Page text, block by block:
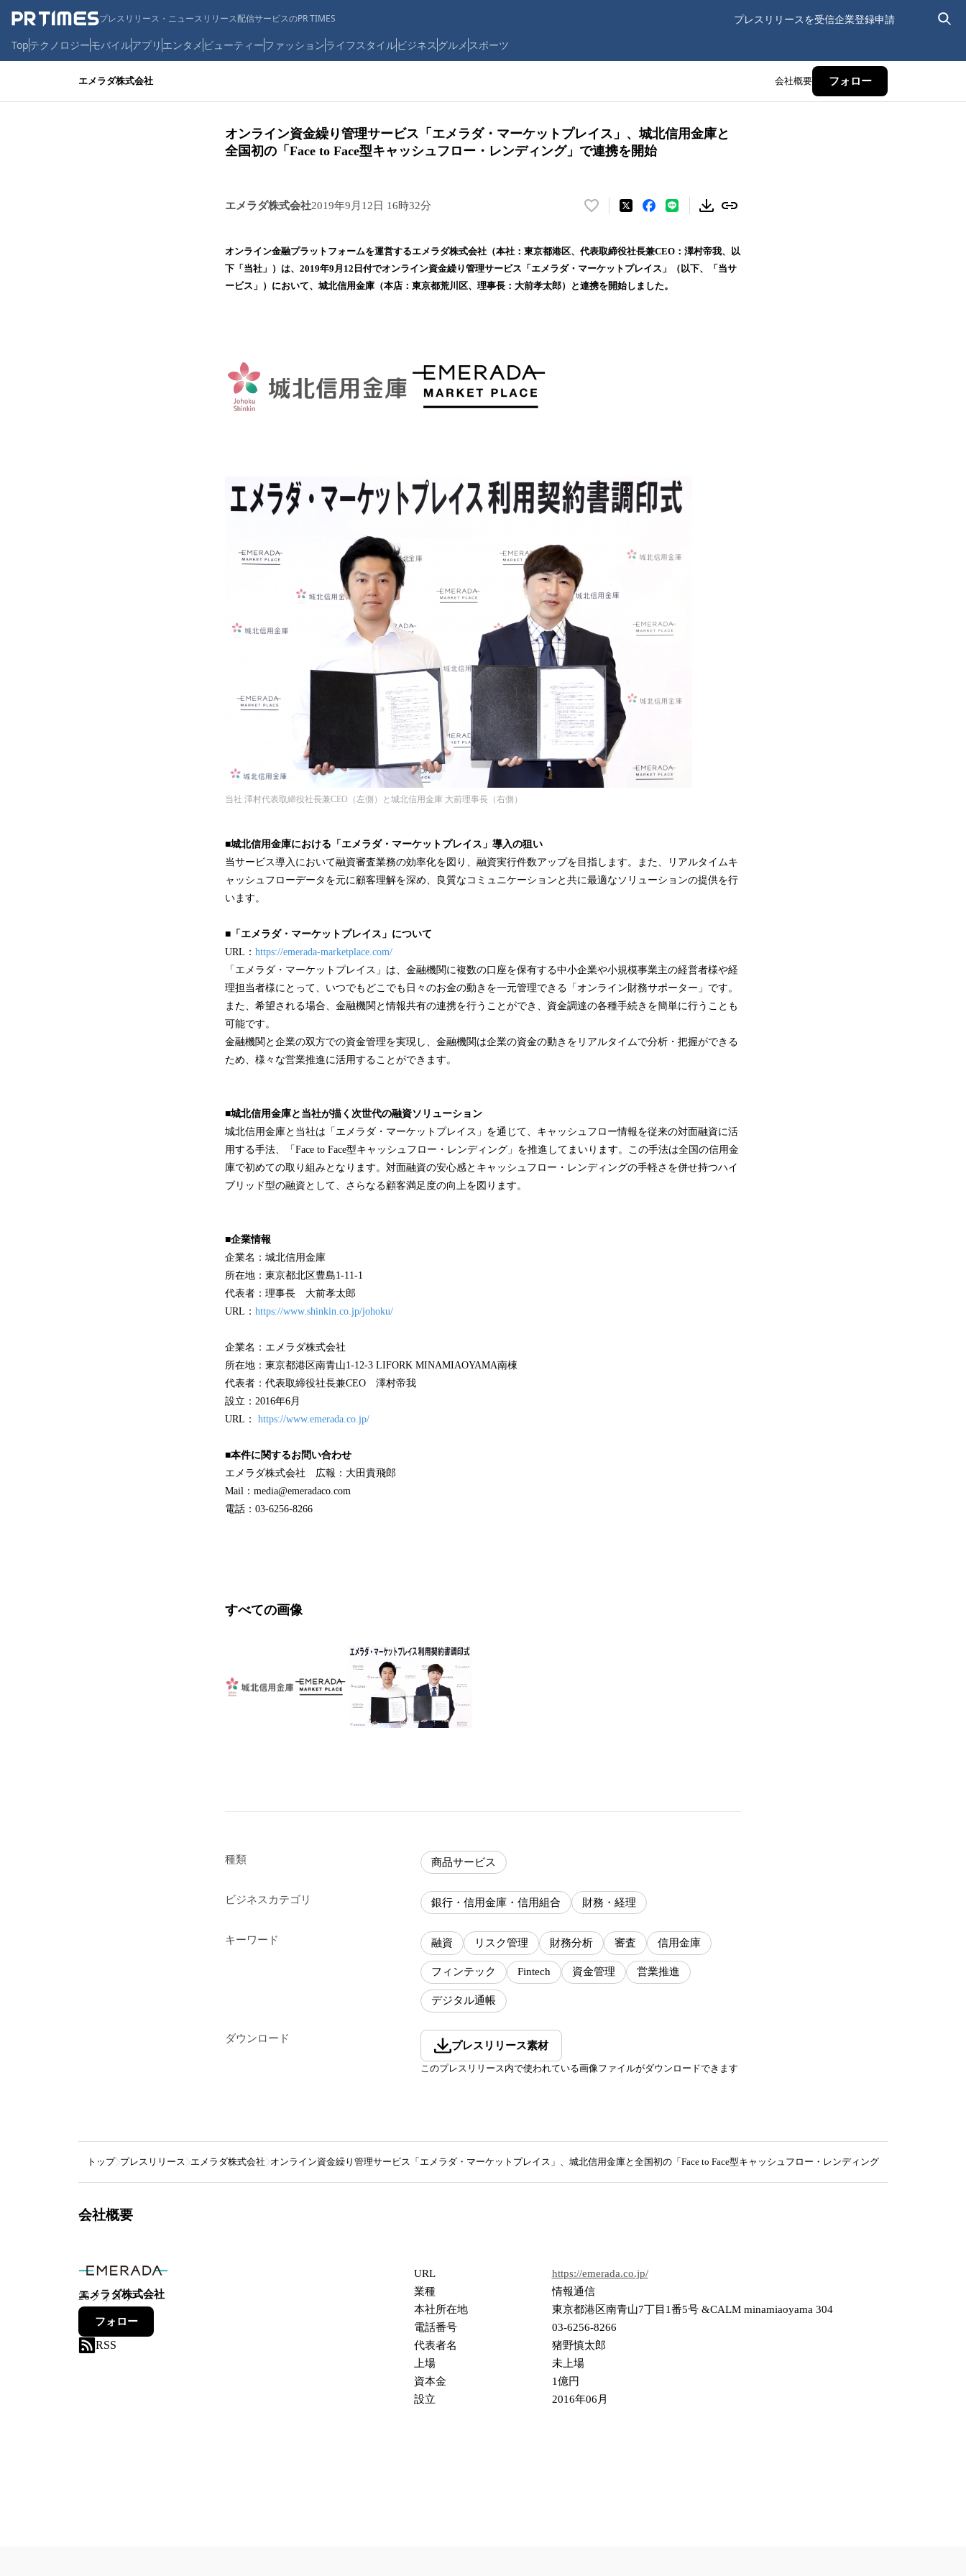
プレスリリース・ニュースリリース配信サービスのPR TIMES プレスリリースを受信企業登録申請
Topテクノロジーモバイルアプリ エンタメ ビューティーファッションライフスタイルビジネス グルメ スポーツ
エメラダ株式会社 会社概要 フォロー
オンライン資金繰り管理サービス「エメラダ・マーケットプレイス」、城北信用金庫と
全国初の「Face to Face型キャッシュフロー・レンディング」で連携を開始
エメラダ株式会社2019年9月12日 16時32分
い
！
数
を
オンライン金融プラットフォームを運営するエメラダ株式会社（本社：東京都港区、代表取締役社長兼CEO：澤村帝我、以
下「当社」）は、2019年9月12日付でオンライン資金繰り管理サービス「エメラダ・マーケットプレイス」（以下、「当サ
ービス」）において、城北信用金庫（本店：東京都荒川区、理事長：大前孝太郎）と連携を開始しました。
当社 澤村代表取締役社長兼CEO（左側）と城北信用金庫 大前理事長（右側）
■城北信用金庫における「エメラダ・マーケットプレイス」導入の狙い
当サービス導入において融資審査業務の効率化を図り、融資実行件数アップを目指します。また、リアルタイムキ
ャッシュフローデータを元に顧客理解を深め、良質なコミュニケーションと共に最適なソリューションの提供を行
います。
■「エメラダ・マーケットプレイス」について
URL： https://emerada-marketplace.com/
「エメラダ・マーケットプレイス」は、金融機関に複数の口座を保有する中小企業や小規模事業主の経営者様や経
理担当者様にとって、いつでもどこでも日々のお金の動きを一元管理できる「オンライン財務サポーター」です。
また、希望される場合、金融機関と情報共有の連携を行うことができ、資金調達の各種手続きを簡単に行うことも
可能です。
金融機関と企業の双方での資金管理を実現し、金融機関は企業の資金の動きをリアルタイムで分析・把握ができる
ため、様々な営業推進に活用することができます。
■城北信用金庫と当社が描く次世代の融資ソリューション
城北信用金庫と当社は「エメラダ・マーケットプレイス」を通じて、キャッシュフロー情報を従来の対面融資に活
用する手法、「Face to Face型キャッシュフロー・レンディング」を推進してまいります。この手法は全国の信用金
庫で初めての取り組みとなります。対面融資の安心感とキャッシュフロー・レンディングの手軽さを併せ持つハイ
ブリッド型の融資として、さらなる顧客満足度の向上を図ります。
■企業情報
企業名：城北信用金庫
所在地：東京都北区豊島1-11-1
代表者：理事長 大前孝太郎
URL： https://www.shinkin.co.jp/johoku/
企業名：エメラダ株式会社
所在地：東京都港区南青山1-12-3 LIFORK MINAMIAOYAMA南棟
代表者：代表取締役社長兼CEO 澤村帝我
設立：2016年6月
URL： https://www.emerada.co.jp/
■本件に関するお問い合わせ
エメラダ株式会社 広報：大田貴飛郎
Mail：media@emeradaco.com
電話：03-6256-8266
すべての画像
種類 商品サービス
ビジネスカテゴリ 銀行・信用金庫・信用組合 財務・経理
キーワード 融資 リスク管理 財務分析 審査 信用金庫
フィンテック Fintech 資金管理 営業推進
デジタル通帳
ダウンロード
プレスリリース素材
このプレスリリース内で使われている画像ファイルがダウンロードできます
トップ プレスリリース エメラダ株式会社 オンライン資金繰り管理サービス「エメラダ・マーケットプレイス」、城北信用金庫と全国初の「Face to Face型キャッシュフロー・レンディング」で連携を開始
会社概要
エメラダ株式会社
26フォロワー
フォロー
RSS
URL
https://emerada.co.jp/
業種
情報通信
本社所在地
東京都港区南青山7丁目1番5号 &CALM minamiaoyama 304
電話番号
03-6256-8266
代表者名
猪野慎太郎
上場
未上場
資本金
1億円
設立
2016年06月